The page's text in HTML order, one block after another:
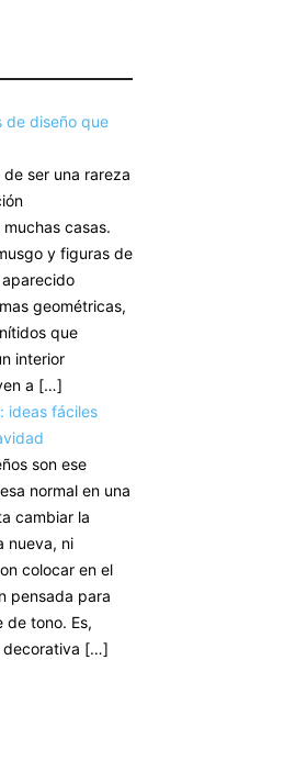
de diseño que
ser una rareza
casas.
y figuras de
geométricas,
que
interior
a […]
ideas fáciles
son ese
normal en una
cambiar la
nueva, ni
colocar en el
pensada para
de tono. Es,
decorativa […]